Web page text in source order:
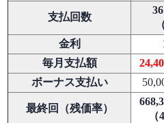
支払回数
金利
毎月支払額
ボーナス支払い
最終回（残価率）
（